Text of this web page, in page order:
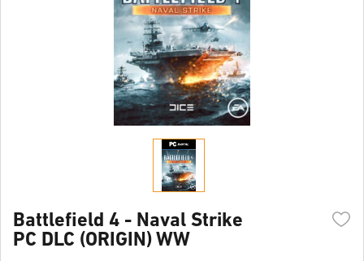
Battlefield 4 - Naval Strike
PC DLC (ORIGIN) WW